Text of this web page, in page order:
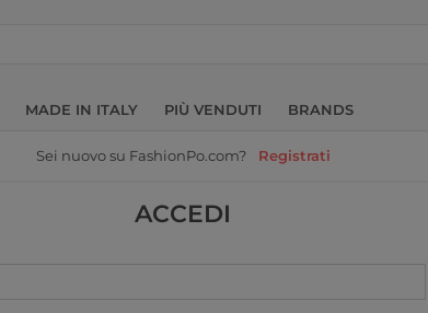
MADE IN ITALY PIÙ VENDUTI BRANDS
Sei nuovo su FashionPo.com? Registrati
ACCEDI